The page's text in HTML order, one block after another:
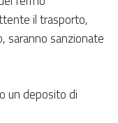
il trasporto,
saranno sanzionate
un deposito di